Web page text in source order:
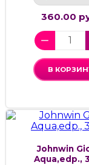
360.00
В
Johnwin
Aqua,edp.,